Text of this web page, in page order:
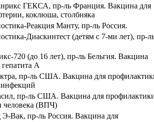
ГЕКСА, пр-ль Франция. Вакцина для
коклюша, столбняка
Реакция Манту, пр-ль Россия.
Диаскинтест (детям с 7-ми лет), пр-
720 (до 16 лет), пр-ль Бельгия. Вакцина
А
пр-ль США. Вакцина для
пр-ль США. Вакцина для
человека (ВПЧ)
Вак, пр-ль Россия. Вакцина для